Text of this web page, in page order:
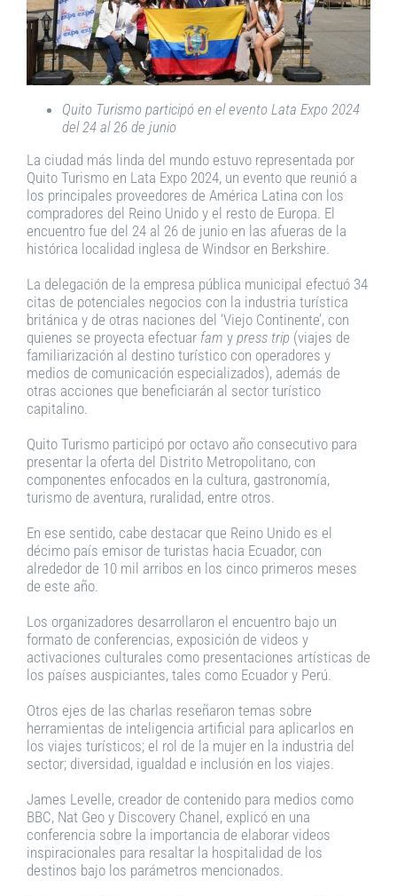
Quito Turismo participó en el evento Lata Expo 2024
del 24 al 26 de junio
La ciudad más linda del mundo estuvo representada por
Quito Turismo en Lata Expo 2024, un evento que reunió a
los principales proveedores de América Latina con los
compradores del Reino Unido y el resto de Europa. El
encuentro fue del 24 al 26 de junio en las afueras de la
histórica localidad inglesa de Windsor en Berkshire.
La delegación de la empresa pública municipal efectuó 34
citas de potenciales negocios con la industria turística
británica y de otras naciones del ‘Viejo Continente’, con
quienes se proyecta efectuar fam y press trip (viajes de
familiarización al destino turístico con operadores y
medios de comunicación especializados), además de
otras acciones que beneficiarán al sector turístico
capitalino.
Quito Turismo participó por octavo año consecutivo para
presentar la oferta del Distrito Metropolitano, con
componentes enfocados en la cultura, gastronomía,
turismo de aventura, ruralidad, entre otros.
En ese sentido, cabe destacar que Reino Unido es el
décimo país emisor de turistas hacia Ecuador, con
alrededor de 10 mil arribos en los cinco primeros meses
de este año.
Los organizadores desarrollaron el encuentro bajo un
formato de conferencias, exposición de videos y
activaciones culturales como presentaciones artísticas de
los países auspiciantes, tales como Ecuador y Perú.
Otros ejes de las charlas reseñaron temas sobre
herramientas de inteligencia artificial para aplicarlos en
los viajes turísticos; el rol de la mujer en la industria del
sector; diversidad, igualdad e inclusión en los viajes.
James Levelle, creador de contenido para medios como
BBC, Nat Geo y Discovery Chanel, explicó en una
conferencia sobre la importancia de elaborar videos
inspiracionales para resaltar la hospitalidad de los
destinos bajo los parámetros mencionados.